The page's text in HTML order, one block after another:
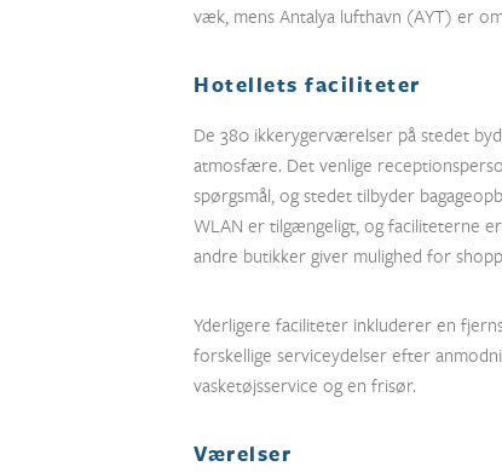
væk, mens Antalya lufthavn (AYT) er
Hotellets faciliteter
De 380 ikkerygerværelser på stedet
atmosfære. Det venlige
spørgsmål, og stedet tilbyder
WLAN er tilgængeligt, og faciliteterne
andre butikker giver mulighed for
Yderligere faciliteter inkluderer en
forskellige serviceydelser efter
vasketøjsservice og en frisør.
Værelser